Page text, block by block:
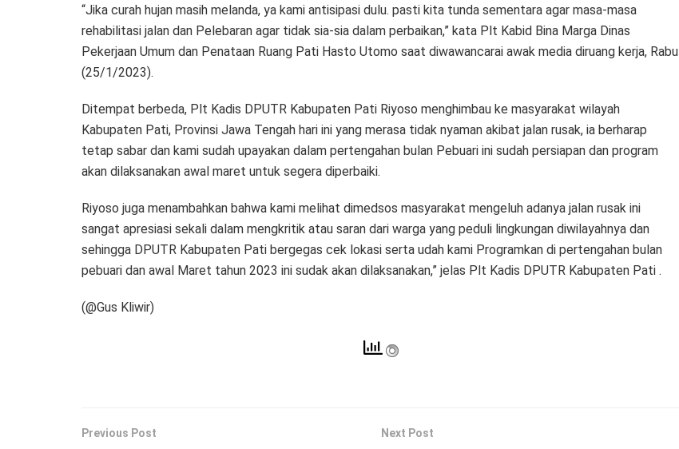
“Jika curah hujan masih melanda, ya kami antisipasi dulu. pasti kita tunda sementara agar masa-masa
rehabilitasi jalan dan Pelebaran agar tidak sia-sia dalam perbaikan,” kata Plt Kabid Bina Marga Dinas
Pekerjaan Umum dan Penataan Ruang Pati Hasto Utomo saat diwawancarai awak media diruang kerja, Rabu
(25/1/2023).
Ditempat berbeda, Plt Kadis DPUTR Kabupaten Pati Riyoso menghimbau ke masyarakat wilayah
Kabupaten Pati, Provinsi Jawa Tengah hari ini yang merasa tidak nyaman akibat jalan rusak, ia berharap
tetap sabar dan kami sudah upayakan dalam pertengahan bulan Pebuari ini sudah persiapan dan program
akan dilaksanakan awal maret untuk segera diperbaiki.
Riyoso juga menambahkan bahwa kami melihat dimedsos masyarakat mengeluh adanya jalan rusak ini
sangat apresiasi sekali dalam mengkritik atau saran dari warga yang peduli lingkungan diwilayahnya dan
sehingga DPUTR Kabupaten Pati bergegas cek lokasi serta udah kami Programkan di pertengahan bulan
pebuari dan awal Maret tahun 2023 ini sudak akan dilaksanakan,” jelas Plt Kadis DPUTR Kabupaten Pati .
(@Gus Kliwir)
Previous Post Next Post